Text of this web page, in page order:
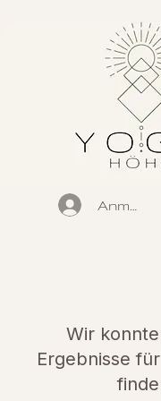
Wir
Ergebnisse